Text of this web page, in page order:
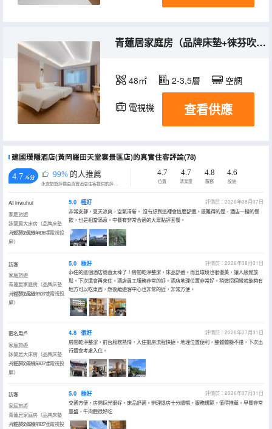
青蓮居家庭房（品牌床墊+徠芬吹風機+65寸電視投屏）
48㎡ 2-3,5層 空調
電視機 查看供應
建國璞隱酒店(黃岡羅田天堂寨景區店)的真實住客評論(78)
4.7 /5分 99% 的人推薦
永安旅遊評價由真實酒店住客提供的評價。
4.7
位置
4.7
清潔度
4.8
服務
4.6
設施
All inwuhui
家庭旅遊
詠蘭居大床房（品牌床墊
+徠芬吹風機+65寸電視投
屏）
入住於2026年08月
5.0 極好
評價於：2026年08月07日
非常安靜，夏天涼爽，空氣清新。 沒有想到這裡會這麼舒適。最難得的是，酒店一樓的餐
飲，也是相當滿意。中餐有非常合適的大眾點評套餐。
訪客
家庭旅遊
青蓮居家庭房（品牌床墊
+徠芬吹風機+65寸電視投
屏）
入住於2026年07月
5.0 極好
評價於：2026年08月01日
👍住的這個酒店簡直太棒了！房間乾淨整潔，床品舒適。而且環境也很優美，讓人感覺放
鬆。下次還會再來住。酒店員工服務非常的好。酒店地理位置非常好。稍微拐個彎就能夠有
地方可以吃東西，然後離遊客中心也非常的近，非常方便。
匿名用戶
家庭旅遊
詠蘭居大床房（品牌床墊
+徠芬吹風機+65寸電視投
屏）
入住於2026年07月
4.8 很好
評價於：2026年07月31日
房間乾淨整潔，前台服務熱情，入住退房流程快捷。地理位置便利，整體體驗不錯，下次出
行還會考慮入住。
訪客
家庭旅遊
青蓮居家庭房（品牌床墊
+徠芬吹風機+65寸電視投
入住於2026年07月
5.0 極好
評價於：2026年07月31日
交通方便，房間採光很好，床品舒適。辦理退房十分順暢，服務規範，值得推薦。早餐非常
豐盛，牛肉麪很好吃